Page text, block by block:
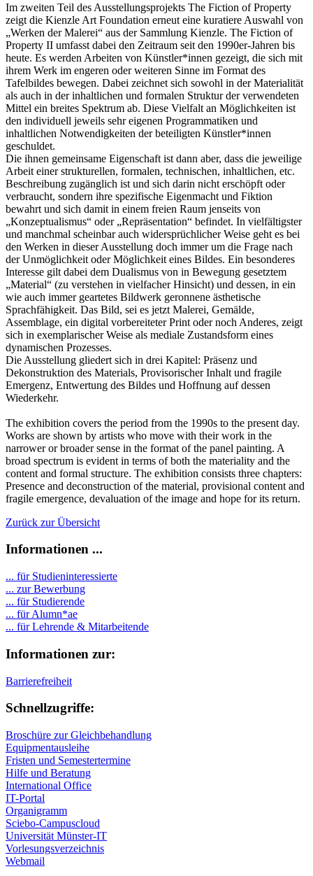
Im zweiten Teil des Ausstellungsprojekts The Fiction of Property
zeigt die Kienzle Art Foundation erneut eine kuratiere Auswahl von
„Werken der Malerei“ aus der Sammlung Kienzle. The Fiction of
Property II umfasst dabei den Zeitraum seit den 1990er-Jahren bis
heute. Es werden Arbeiten von Künstler*innen gezeigt, die sich mit
ihrem Werk im engeren oder weiteren Sinne im Format des
Tafelbildes bewegen. Dabei zeichnet sich sowohl in der Materialität
als auch in der inhaltlichen und formalen Struktur der verwendeten
Mittel ein breites Spektrum ab. Diese Vielfalt an Möglichkeiten ist
den individuell jeweils sehr eigenen Programmatiken und
inhaltlichen Notwendigkeiten der beteiligten Künstler*innen
geschuldet.
Die ihnen gemeinsame Eigenschaft ist dann aber, dass die jeweilige
Arbeit einer strukturellen, formalen, technischen, inhaltlichen, etc.
Beschreibung zugänglich ist und sich darin nicht erschöpft oder
verbraucht, sondern ihre spezifische Eigenmacht und Fiktion
bewahrt und sich damit in einem freien Raum jenseits von
„Konzeptualismus“ oder „Repräsentation“ befindet. In vielfältigster
und manchmal scheinbar auch widersprüchlicher Weise geht es bei
den Werken in dieser Ausstellung doch immer um die Frage nach
der Unmöglichkeit oder Möglichkeit eines Bildes. Ein besonderes
Interesse gilt dabei dem Dualismus von in Bewegung gesetztem
„Material“ (zu verstehen in vielfacher Hinsicht) und dessen, in ein
wie auch immer geartetes Bildwerk geronnene ästhetische
Sprachfähigkeit. Das Bild, sei es jetzt Malerei, Gemälde,
Assemblage, ein digital vorbereiteter Print oder noch Anderes, zeigt
sich in exemplarischer Weise als mediale Zustandsform eines
dynamischen Prozesses.
Die Ausstellung gliedert sich in drei Kapitel: Präsenz und
Dekonstruktion des Materials, Provisorischer Inhalt und fragile
Emergenz, Entwertung des Bildes und Hoffnung auf dessen
Wiederkehr.
The exhibition covers the period from the 1990s to the present day.
Works are shown by artists who move with their work in the
narrower or broader sense in the format of the panel painting. A
broad spectrum is evident in terms of both the materiality and the
content and formal structure. The exhibition consists three chapters:
Presence and deconstruction of the material, provisional content and
fragile emergence, devaluation of the image and hope for its return.
Zurück zur Übersicht
Informationen ...
... für Studieninteressierte
... zur Bewerbung
... für Studierende
... für Alumn*ae
... für Lehrende & Mitarbeitende
Informationen zur:
Barrierefreiheit
Schnellzugriffe:
Broschüre zur Gleichbehandlung
Equipmentausleihe
Fristen und Semestertermine
Hilfe und Beratung
International Office
IT-Portal
Organigramm
Sciebo-Campuscloud
Universität Münster-IT
Vorlesungsverzeichnis
Webmail